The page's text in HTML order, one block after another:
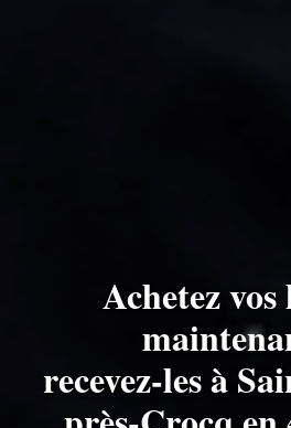
Achetez
recevez-les à